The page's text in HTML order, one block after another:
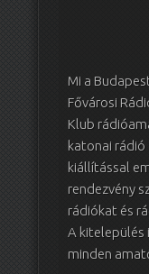
Mi a
Fővárosi
Klub
katonai rádió
kiállítással
rendezvény
rádiókat és
A kitelepülés
minden